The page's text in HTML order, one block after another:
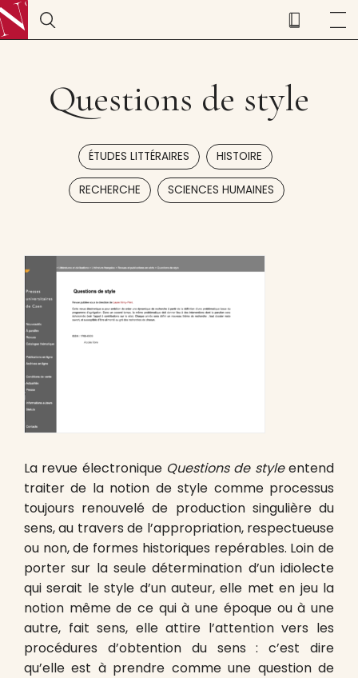
Questions de style
ÉTUDES LITTÉRAIRES , HISTOIRE
RECHERCHE , SCIENCES HUMAINES
La revue électronique Questions de styleentend
traiter de la notion de style comme processus
toujours renouvelé de production singulière du
sens, au travers de l’appropriation, respectueuse
ou non, de formes historiques repérables. Loin de
porter sur la seule détermination d’un idiolecte
qui serait le style d’un auteur, elle met en jeu la
notion même de ce qui à une époque ou à une
autre, fait sens, elle attire l’attention vers les
procédures d’obtention du sens : c’est dire
qu’elle est à prendre comme une question de